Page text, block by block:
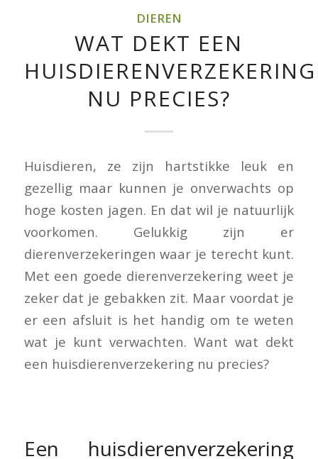
DIEREN
WAT DEKT EEN
HUISDIERENVERZEKERING
NU PRECIES?
Huisdieren, ze zijn hartstikke leuk en
gezellig maar kunnen je onverwachts op
hoge kosten jagen. En dat wil je natuurlijk
voorkomen. Gelukkig zijn er
dierenverzekeringen waar je terecht kunt.
Met een goede dierenverzekering weet je
zeker dat je gebakken zit. Maar voordat je
er een afsluit is het handig om te weten
wat je kunt verwachten. Want wat dekt
een huisdierenverzekering nu precies?
Een huisdierenverzekering